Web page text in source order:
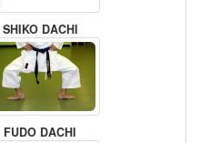
SHIKO DACHI
FUDO DACHI